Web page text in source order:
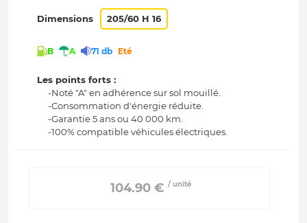
Dimensions 205/60 H 16
B A 71 db Eté
Les points forts :
-Noté "A" en adhérence sur sol mouillé.
-Consommation d'énergie réduite.
-Garantie 5 ans ou 40 000 km.
-100% compatible véhicules électriques.
104.90 € / unité